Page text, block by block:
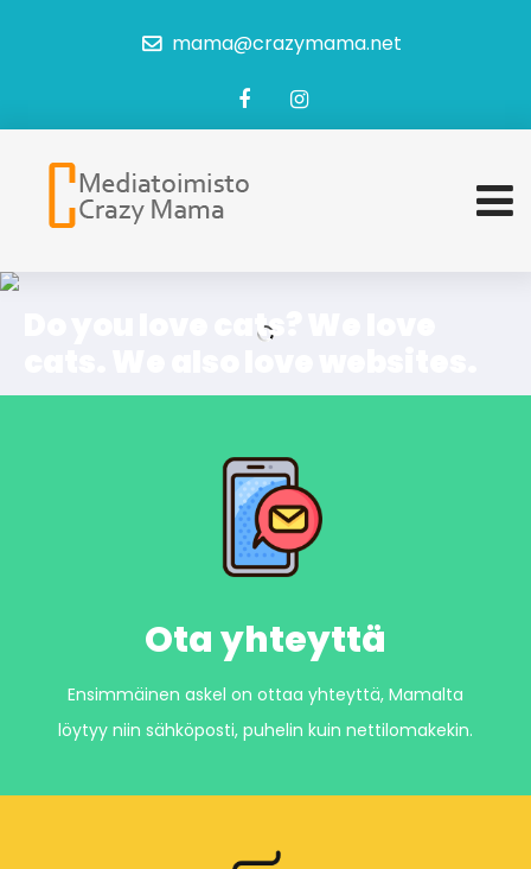
mama@crazymama.net
Do you love cats? We love
Ota yhteyttä
Ensimmäinen askel on ottaa yhteyttä, Mamalta
löytyy niin sähköposti, puhelin kuin nettilomakekin.